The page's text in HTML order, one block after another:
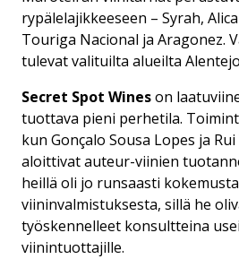
rypälelajikkeeseen – Syrah,
Touriga Nacional ja Aragonez.
tulevat valituilta alueilta
Secret Spot Wineson
tuottava pieni perhetila.
kun Gonçalo Sousa Lopes ja
aloittivat auteur-viinien
heillä oli jo runsaasti
viininvalmistuksesta, sillä he
työskennelleet konsultteina
viinintuottajille.